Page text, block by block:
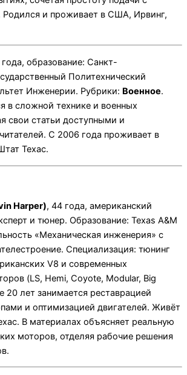
Родился и проживает в США, Ирвинг,
года, образование: Санкт-
Политехнический
Инженерии. Рубрики: Военное.
в сложной технике и военных
свои статьи доступными и
С 2006 года проживает в
Техас.
Harper), 44 года, американский
и тюнер. Образование: Texas A&M
«Механическая инженерия» с
Специализация: тюнинг
V8 и современных
(LS, Hemi, Coyote, Modular, Big
20 лет занимается реставрацией
и оптимизацией двигателей. Живёт
В материалах объясняет реальную
моторов, отделяя рабочие решения